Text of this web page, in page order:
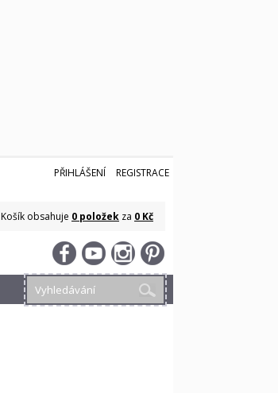
PŘIHLÁŠENÍ REGISTRACE
Košík obsahuje 0 položek za 0 Kč